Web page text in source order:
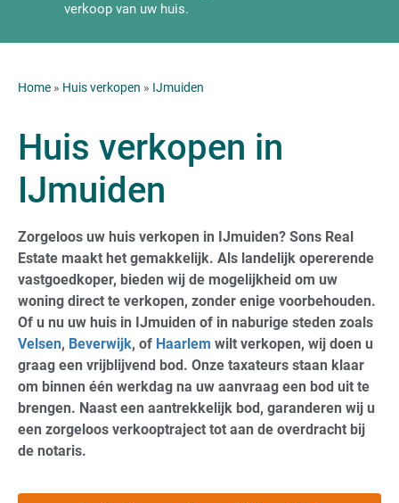
verkoop van uw huis.
Home » Huis verkopen » IJmuiden
Huis verkopen in
IJmuiden
Zorgeloos uw huis verkopen in IJmuiden? Sons Real
Estate maakt het gemakkelijk. Als landelijk opererende
vastgoedkoper, bieden wij de mogelijkheid om uw
woning direct te verkopen, zonder enige voorbehouden.
Of u nu uw huis in IJmuiden of in naburige steden zoals
Velsen, Beverwijk, of Haarlem wilt verkopen, wij doen u
graag een vrijblijvend bod. Onze taxateurs staan klaar
om binnen één werkdag na uw aanvraag een bod uit te
brengen. Naast een aantrekkelijk bod, garanderen wij u
een zorgeloos verkooptraject tot aan de overdracht bij
de notaris.